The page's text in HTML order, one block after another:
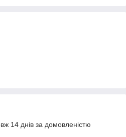
14 днів за домовленістю